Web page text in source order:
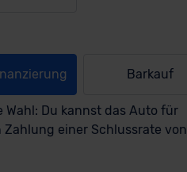
Barkauf
Du kannst das Auto für
einer Schlussrate von